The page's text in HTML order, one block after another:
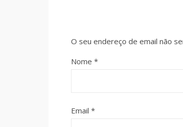
O seu endereço de email não
Nome *
Email *